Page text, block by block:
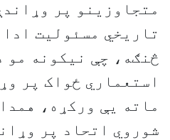
متجاوزینو پر
تاریخي مسئولیت
څنګه، چې نیکونه مو
استعماري ځواک پر
ماته یې ورکړه،
شوروي اتحاد پر